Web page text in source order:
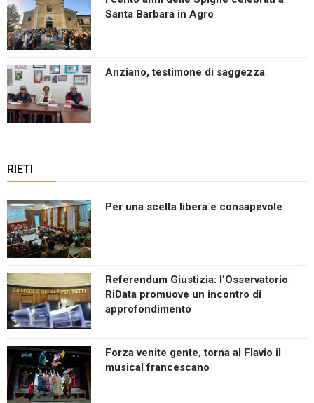
Santa Barbara in Agro
Anziano, testimone di saggezza
RIETI
Per una scelta libera e consapevole
Referendum Giustizia: l’Osservatorio
RiData promuove un incontro di
approfondimento
Forza venite gente, torna al Flavio il
musical francescano